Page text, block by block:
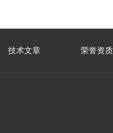
技术文章 荣誉资质